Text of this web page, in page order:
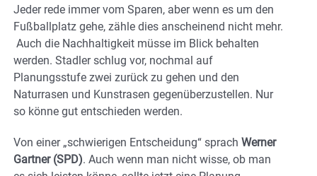
Jeder rede immer vom Sparen, aber wenn es um den
Fußballplatz gehe, zähle dies anscheinend nicht mehr.
Auch die Nachhaltigkeit müsse im Blick behalten
werden. Stadler schlug vor, nochmal auf
Planungsstufe zwei zurück zu gehen und den
Naturrasen und Kunstrasen gegenüberzustellen. Nur
so könne gut entschieden werden.
Von einer „schwierigen Entscheidung“ sprach Werner
Gartner (SPD). Auch wenn man nicht wisse, ob man